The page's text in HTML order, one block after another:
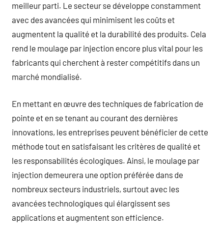
meilleur parti. Le secteur se développe constamment
avec des avancées qui minimisent les coûts et
augmentent la qualité et la durabilité des produits. Cela
rend le moulage par injection encore plus vital pour les
fabricants qui cherchent à rester compétitifs dans un
marché mondialisé.
En mettant en œuvre des techniques de fabrication de
pointe et en se tenant au courant des dernières
innovations, les entreprises peuvent bénéficier de cette
méthode tout en satisfaisant les critères de qualité et
les responsabilités écologiques. Ainsi, le moulage par
injection demeurera une option préférée dans de
nombreux secteurs industriels, surtout avec les
avancées technologiques qui élargissent ses
applications et augmentent son efficience.